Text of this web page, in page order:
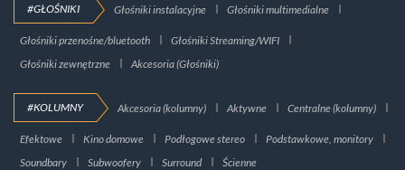
#GŁOŚNIKI Głośniki instalacyjne Głośniki multimedialne
Głośniki przenośne/bluetooth
Głośniki Streaming/WIFI
Głośniki zewnętrzne
Akcesoria (Głośniki)
#KOLUMNY Akcesoria (kolumny) Aktywne Centralne (kolumny)
Efektowe Kino domowe Podłogowe stereo
Podstawkowe, monitory
Soundbary
Subwoofery Surround Ścienne